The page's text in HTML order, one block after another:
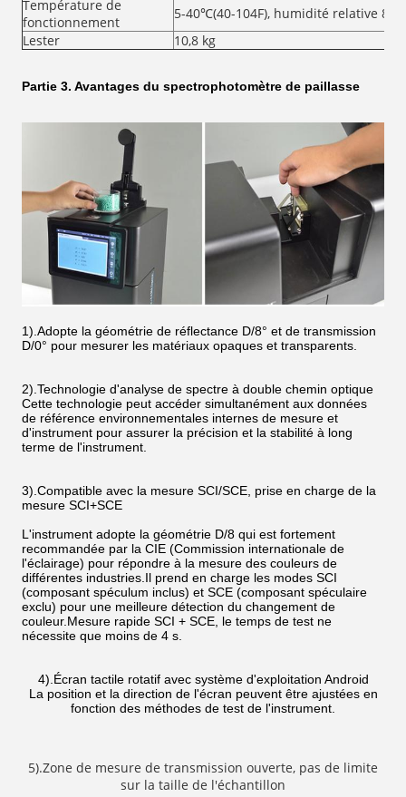
Température de
fonctionnement
5-40℃(40-104F), humidité relative
Lester
10,8 kg
Partie 3. Avantages du spectrophotomètre de paillasse
1).Adopte la géométrie de réflectance D/8° et de transmission
D/0° pour mesurer les matériaux opaques et transparents.
2).Technologie d'analyse de spectre à double chemin optique
Cette technologie peut accéder simultanément aux données
de référence environnementales internes de mesure et
d'instrument pour assurer la précision et la stabilité à long
terme de l'instrument.
3).Compatible avec la mesure SCI/SCE, prise en charge de la
mesure SCI+SCE
L'instrument adopte la géométrie D/8 qui est fortement
recommandée par la CIE (Commission internationale de
l'éclairage) pour répondre à la mesure des couleurs de
différentes industries.Il prend en charge les modes SCI
(composant spéculum inclus) et SCE (composant spéculaire
exclu) pour une meilleure détection du changement de
couleur.Mesure rapide SCI + SCE, le temps de test ne
nécessite que moins de 4 s.
4).Écran tactile rotatif avec système d'exploitation Android
La position et la direction de l'écran peuvent être ajustées en
fonction des méthodes de test de l'instrument.
5).Zone de mesure de transmission ouverte, pas de limite
sur la taille de l'échantillon